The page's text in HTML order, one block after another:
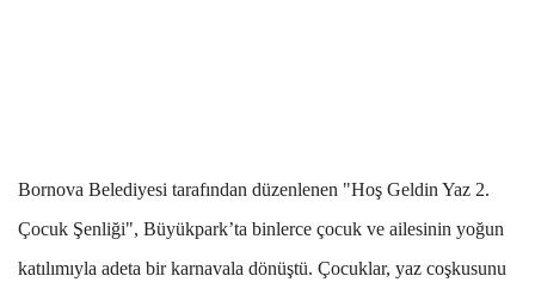
Bornova Belediyesi tarafından düzenlenen "Hoş Geldin Yaz 2.
Çocuk Şenliği", Büyükpark’ta binlerce çocuk ve ailesinin yoğun
katılımıyla adeta bir karnavala dönüştü. Çocuklar, yaz coşkusunu